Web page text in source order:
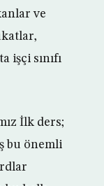
ve
işçi sınıfı
İlk ders;
bu önemli